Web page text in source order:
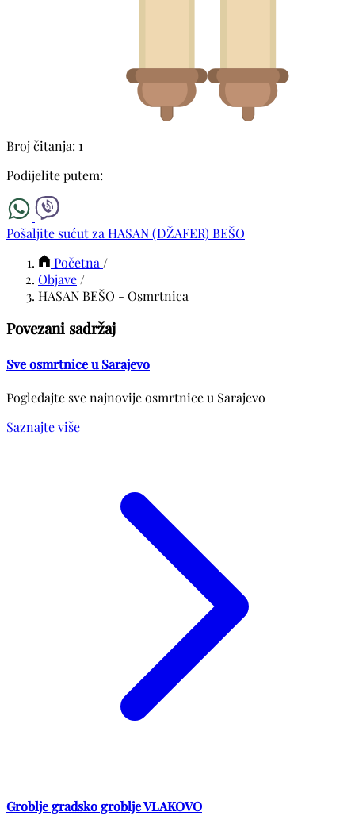
Broj čitanja: 1
Podijelite putem:
Pošaljite sućut za HASAN (DŽAFER) BEŠO
Početna /
Objave /
HASAN BEŠO - Osmrtnica
Povezani sadržaj
Sve osmrtnice u Sarajevo
Pogledajte sve najnovije osmrtnice u Sarajevo
Saznajte više
Groblje gradsko groblje VLAKOVO